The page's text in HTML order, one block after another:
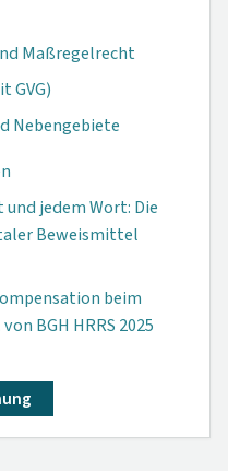
Maßregelrecht
GVG)
Nebengebiete
jedem Wort: Die
Beweismittel
beim
BGH HRRS 2025